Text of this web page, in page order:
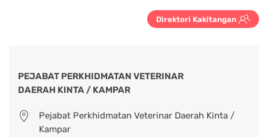
Direktori Kakitangan
PEJABAT PERKHIDMATAN VETERINAR
DAERAH KINTA / KAMPAR
Pejabat Perkhidmatan Veterinar Daerah Kinta /
Kampar